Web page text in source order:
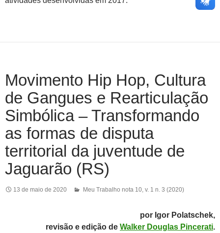
Movimento Hip Hop, Cultura
de Gangues e Rearticulação
Simbólica – Transformando
as formas de disputa
territorial da juventude de
Jaguarão (RS)
13 de maio de 2020 Meu Trabalho nota 10, v. 1 n. 3 (2020)
por Igor Polatschek,
revisão e edição de Walker Douglas Pincerati.